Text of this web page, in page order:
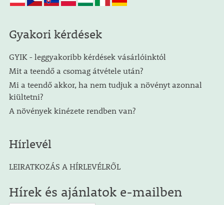
Gyakori kérdések
GYIK - leggyakoribb kérdések vásárlóinktól
Mit a teendő a csomag átvétele után?
Mi a teendő akkor, ha nem tudjuk a növényt azonnal
kiültetni?
A növények kinézete rendben van?
Hírlevél
LEIRATKOZÁS A HÍRLEVÉLRŐL
Hírek és ajánlatok e-mailben